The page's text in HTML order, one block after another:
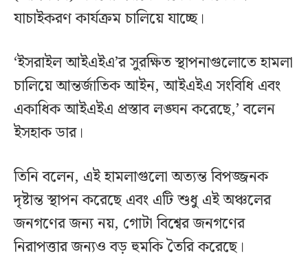
যাচাইকরণ কার্যক্রম চালিয়ে যাচ্ছে।
‘ইসরাইল আইএইএ’র সুরক্ষিত স্থাপনাগুলোতে হামলা
চালিয়ে আন্তর্জাতিক আইন, আইএইএ সংবিধি এবং
একাধিক আইএইএ প্রস্তাব লঙ্ঘন করেছে,’ বলেন
ইসহাক ডার।
তিনি বলেন, এই হামলাগুলো অত্যন্ত বিপজ্জনক
দৃষ্টান্ত স্থাপন করেছে এবং এটি শুধু এই অঞ্চলের
জনগণের জন্য নয়, গোটা বিশ্বের জনগণের
নিরাপত্তার জন্যও বড় হুমকি তৈরি করেছে।